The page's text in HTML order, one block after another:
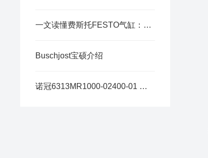
一文读懂费斯托FESTO气缸：密封原理
Buschjost宝硕介绍
诺冠6313MR1000-02400-01 与 -01-87 核心区别拆解